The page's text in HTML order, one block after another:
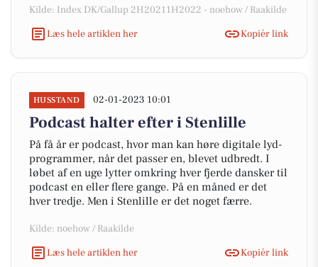
Kilde: Index DK/Gallup 2H20211H2022 - noehow / Raakilde
Læs hele artiklen her
Kopiér link
HUSSTAND 02-01-2023 10:01
Podcast halter efter i Stenlille
På få år er podcast, hvor man kan høre digitale lyd-
programmer, når det passer en, blevet udbredt. I
løbet af en uge lytter omkring hver fjerde dansker til
podcast en eller flere gange. På en måned er det
hver tredje. Men i Stenlille er det noget færre.
Kilde: noehow / Raakilde
Læs hele artiklen her
Kopiér link